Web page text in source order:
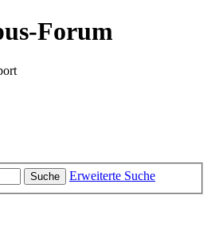
Forum
Suche Erweiterte Suche